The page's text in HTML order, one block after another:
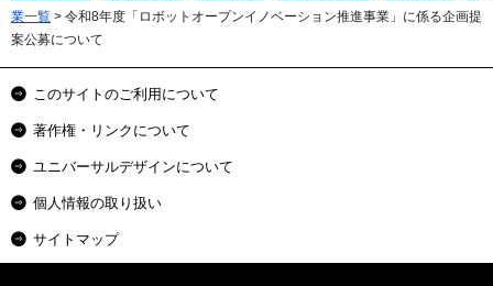
業一覧 > 令和8年度「ロボットオープンイノベーション推進事業」に係る企画提
案公募について
このサイトのご利用について
著作権・リンクについて
ユニバーサルデザインについて
個人情報の取り扱い
サイトマップ